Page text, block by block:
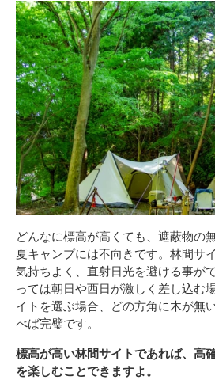
どんなに標高が高くても、遮蔽物の
夏キャンプには不向きです。林間サ
気持ちよく、直射日光を避ける事が
っては朝日や西日が激しく差し込む
イトを選ぶ場合、どの方角に木が無
べば完璧です。
標高が高い林間サイトであれば、高
を楽しむことできますよ。